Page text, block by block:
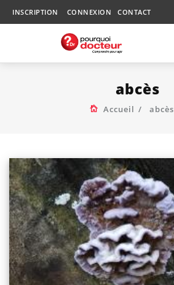
INSCRIPTION CONNEXION CONTACT
abcès
Accueil abcès